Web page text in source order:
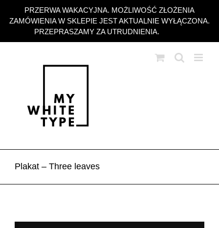
PRZERWA WAKACYJNA. MOŻLIWOŚĆ ZŁOŻENIA
ZAMÓWIENIA W SKLEPIE JEST AKTUALNIE WYŁĄCZONA.
PRZEPRASZAMY ZA UTRUDNIENIA.
zawartości
Plakat – Three leaves